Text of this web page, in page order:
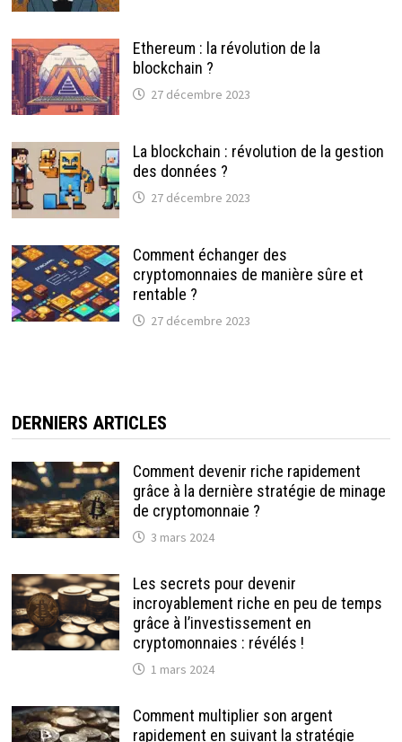
Ethereum : la révolution de la
blockchain ?
27 décembre 2023
La blockchain : révolution de la gestion
des données ?
27 décembre 2023
Comment échanger des
cryptomonnaies de manière sûre et
rentable ?
27 décembre 2023
DERNIERS ARTICLES
Comment devenir riche rapidement
grâce à la dernière stratégie de minage
de cryptomonnaie ?
3 mars 2024
Les secrets pour devenir
incroyablement riche en peu de temps
grâce à l’investissement en
cryptomonnaies : révélés !
1 mars 2024
Comment multiplier son argent
rapidement en suivant la stratégie